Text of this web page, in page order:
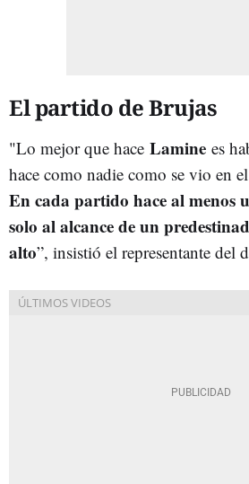
El partido de Brujas
"Lo mejor que hace Lamine es
hace como nadie como se vio en
En cada partido hace al menos
solo al alcance de un
alto”, insistió el representante del